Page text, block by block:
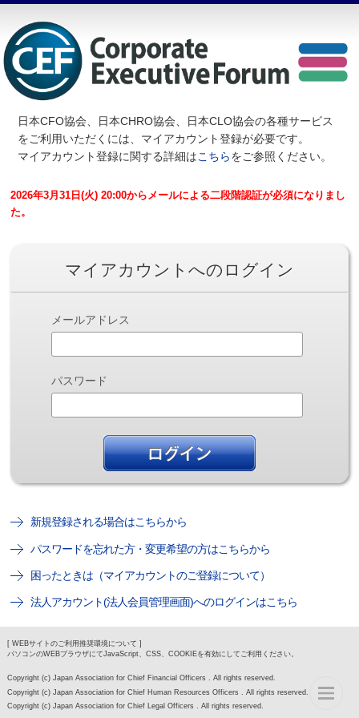
日本CFO協会、日本CHRO協会、日本CLO協会の各種サービス
をご利用いただくには、マイアカウント登録が必要です。
マイアカウント登録に関する詳細はこちらをご参照ください。
2026年3月31日(火) 20:00からメールによる二段階認証が必須になりまし
た。
マイアカウントへのログイン
メールアドレス
パスワード
新規登録される場合はこちらから
パスワードを忘れた方・変更希望の方はこちらから
困ったときは（マイアカウントのご登録について）
法人アカウント(法人会員管理画面)へのログインはこちら
[ WEBサイトのご利用推奨環境について ]
パソコンのWEBブラウザにてJavaScript、CSS、COOKIEを有効にしてご利用ください。
Copyright (c) Japan Association for Chief Financial Officers . All rights reserved.
Copyright (c) Japan Association for Chief Human Resources Officers . All rights reserved.
Copyright (c) Japan Association for Chief Legal Officers . All rights reserved.